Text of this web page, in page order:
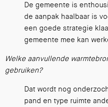
De gemeente is
de aanpak haalbaar is
een goede strategie
gemeente mee kan
Welke aanvullende
gebruiken?
Dat wordt nog
pand en type ruimte